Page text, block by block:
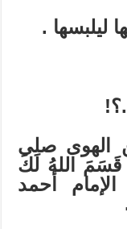
ليلبسها .
الهوى صلى
قَسَمَ اللهُ لَكَ
أحمد